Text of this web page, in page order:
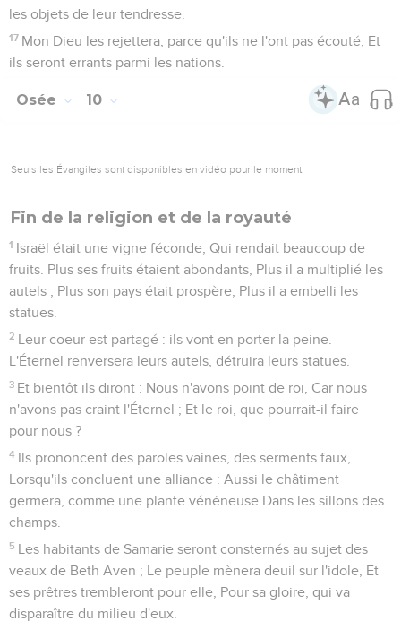
les objets de leur tendresse.
17 Mon Dieu les rejettera, parce qu'ils ne l'ont pas écouté, Et
ils seront errants parmi les nations.
Osée 10
Seuls les Évangiles sont disponibles en vidéo pour le moment.
Fin de la religion et de la royauté
1 Israël était une vigne féconde, Qui rendait beaucoup de
fruits. Plus ses fruits étaient abondants, Plus il a multiplié les
autels ; Plus son pays était prospère, Plus il a embelli les
statues.
2 Leur coeur est partagé : ils vont en porter la peine.
L'Éternel renversera leurs autels, détruira leurs statues.
3 Et bientôt ils diront : Nous n'avons point de roi, Car nous
n'avons pas craint l'Éternel ; Et le roi, que pourrait-il faire
pour nous ?
4 Ils prononcent des paroles vaines, des serments faux,
Lorsqu'ils concluent une alliance : Aussi le châtiment
germera, comme une plante vénéneuse Dans les sillons des
champs.
5 Les habitants de Samarie seront consternés au sujet des
veaux de Beth Aven ; Le peuple mènera deuil sur l'idole, Et
ses prêtres trembleront pour elle, Pour sa gloire, qui va
disparaître du milieu d'eux.